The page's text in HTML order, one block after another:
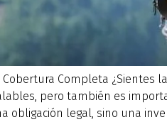
Cobertura Completa
pero también es
obligación legal, sino una